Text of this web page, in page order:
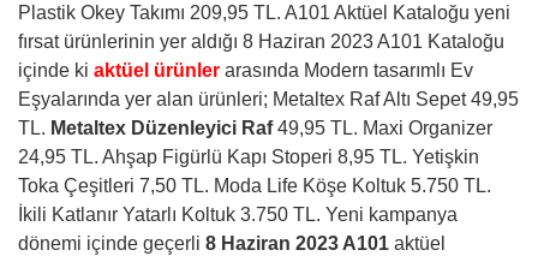
Plastik Okey Takımı 209,95 TL. A101 Aktüel Kataloğu yeni
fırsat ürünlerinin yer aldığı 8 Haziran 2023 A101 Kataloğu
içinde ki aktüel ürünler arasında Modern tasarımlı Ev
Eşyalarında yer alan ürünleri; Metaltex Raf Altı Sepet 49,95
TL. Metaltex Düzenleyici Raf49,95 TL. Maxi Organizer
24,95 TL. Ahşap Figürlü Kapı Stoperi 8,95 TL. Yetişkin
Toka Çeşitleri 7,50 TL. Moda Life Köşe Koltuk 5.750 TL.
İkili Katlanır Yatarlı Koltuk 3.750 TL. Yeni kampanya
dönemi içinde geçerli 8 Haziran 2023 A101 aktüel